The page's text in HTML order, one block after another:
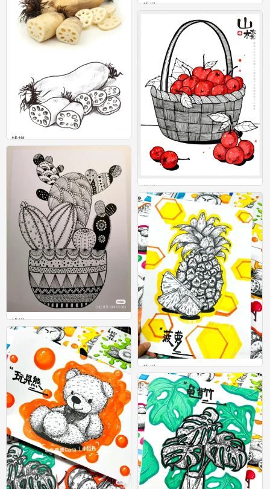
线描
线描
线描
0
线描
线描